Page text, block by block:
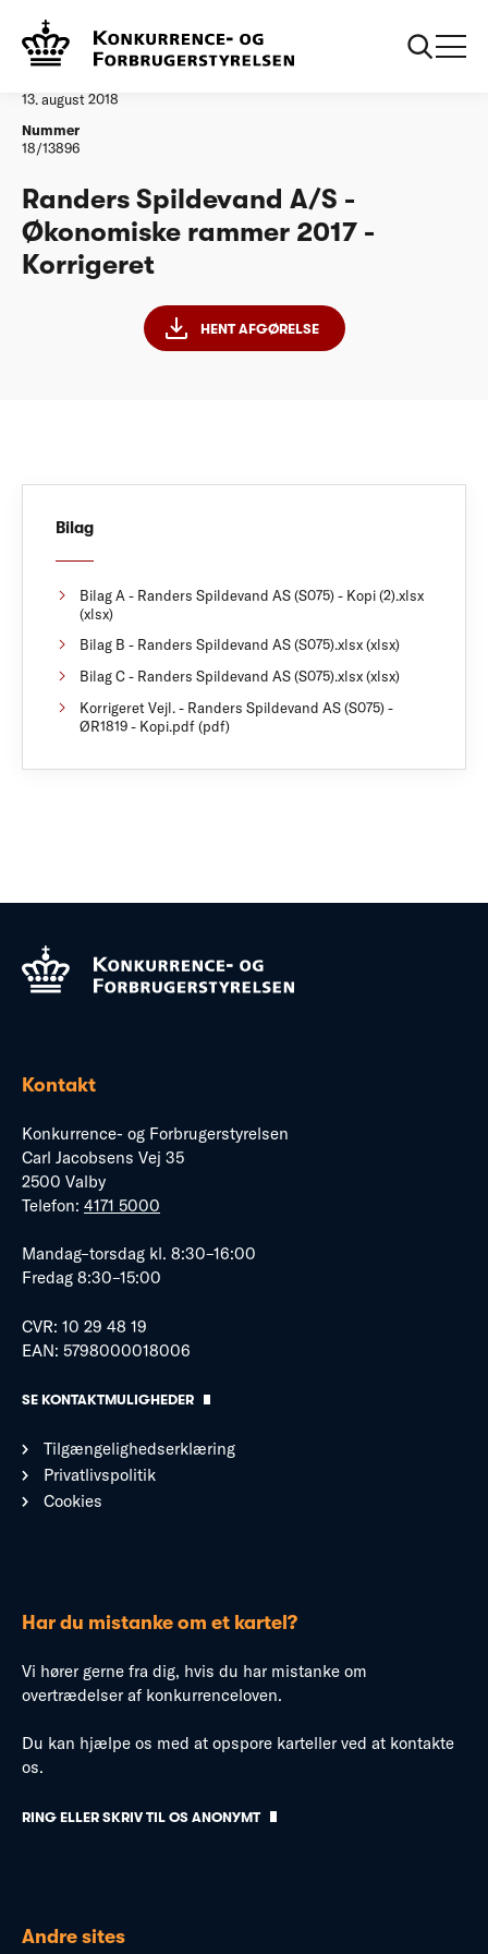
Vandtilsyn
13. august 2018
Nummer
18/13896
Randers Spildevand A/S -
Økonomiske rammer 2017 -
Korrigeret
HENT AFGØRELSE
Bilag
Bilag A - Randers Spildevand AS (S075) - Kopi (2).xlsx
(xlsx)
Bilag B - Randers Spildevand AS (S075).xlsx (xlsx)
Bilag C - Randers Spildevand AS (S075).xlsx (xlsx)
Korrigeret Vejl. - Randers Spildevand AS (S075) -
ØR1819 - Kopi.pdf (pdf)
Kontakt
Konkurrence- og Forbrugerstyrelsen
Carl Jacobsens Vej 35
2500 Valby
Telefon: 4171 5000
Mandag–torsdag kl. 8:30–16:00
Fredag 8:30–15:00
CVR: 10 29 48 19
EAN: 5798000018006
SE KONTAKTMULIGHEDER
Tilgængelighedserklæring
Privatlivspolitik
Cookies
Har du mistanke om et kartel?
Vi hører gerne fra dig, hvis du har mistanke om
overtrædelser af konkurrenceloven.
Du kan hjælpe os med at opspore karteller ved at kontakte
os.
RING ELLER SKRIV TIL OS ANONYMT
Andre sites